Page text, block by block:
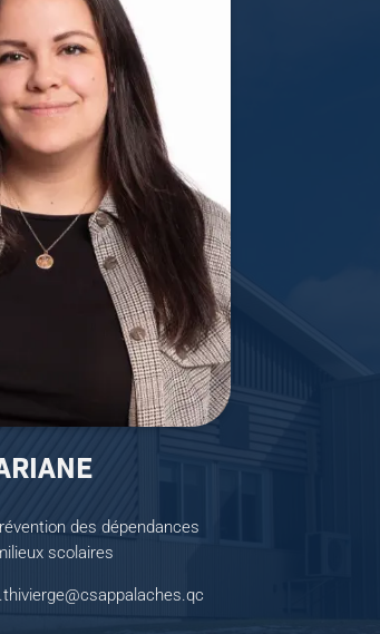
des dépendances
scolaires